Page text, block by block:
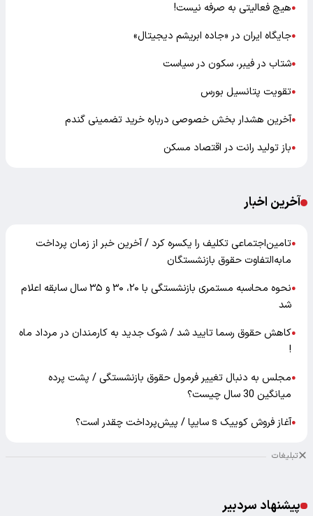
●هیچ فعالیتی به صرفه نیست!
●جایگاه ایران در «جاده ابریشم دیجیتال»
●شتاب در فیبر، سکون در سیاست
●تقویت پتانسیل بورس
●آخرین هشدار بخش خصوصی درباره خرید تضمینی گندم
●باز تولید رانت در اقتصاد مسکن
آخرین اخبار
●تامین‌اجتماعی تکلیف را یکسره کرد / آخرین خبر از زمان پرداخت
مابه‌التفاوت حقوق بازنشستگان
●
نحوه محاسبه مستمری بازنشستگی با ۲۰، ۳۰ و ۳۵ سال سابقه اعلام
شد
●کاهش حقوق رسما تایید شد / شوک جدید به کارمندان در مرداد ماه
!
●مجلس به دنبال تغییر فرمول حقوق بازنشستگی / پشت پرده
میانگین 30 سال چیست؟
●آغاز فروش کوییک s سایپا / پیش‌پرداخت چقدر است؟
تبلیغات
پیشنهاد سردبیر